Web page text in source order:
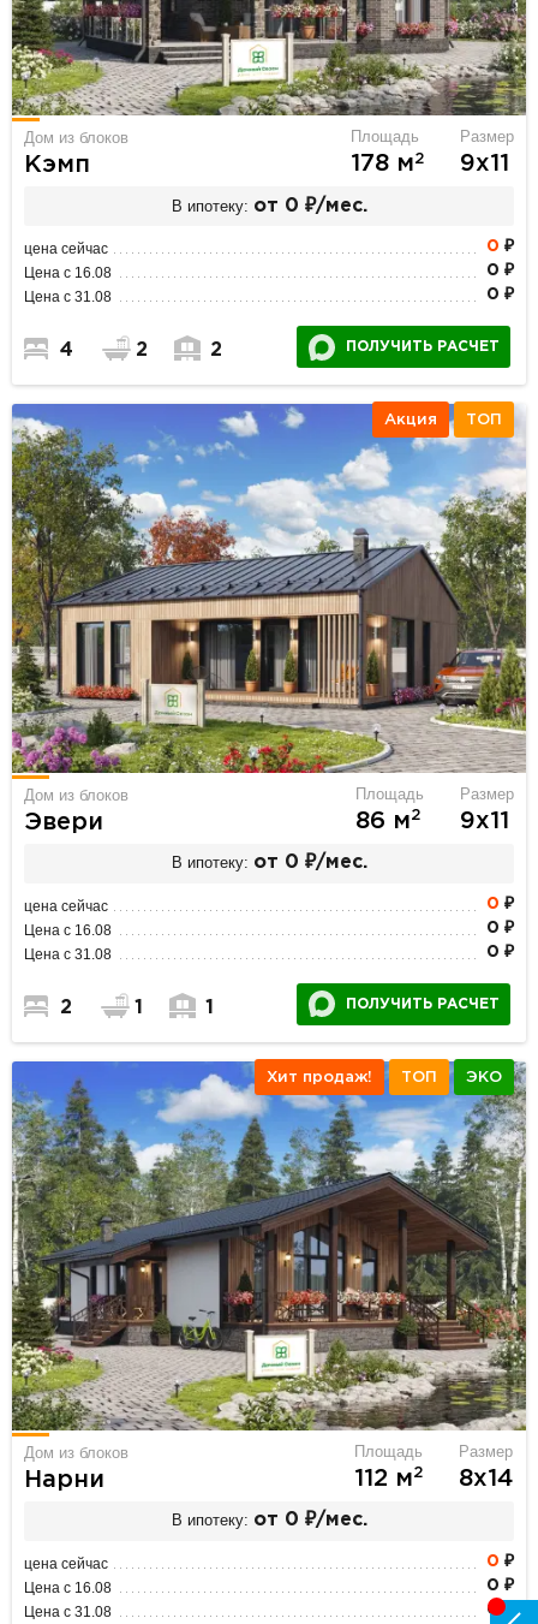
Дом из блоков
Кэмп
Площадь
178 м2
Размер
9х11
В ипотеку: от 0 ₽/мес.
цена сейчас 0 ₽
Цена с 16.08 0 ₽
Цена с 31.08 0 ₽
4 2 2 ПОЛУЧИТЬ РАСЧЕТ
Акция ТОП
Дом из блоков
Эвери
Площадь
86 м2
Размер
9х11
В ипотеку: от 0 ₽/мес.
цена сейчас 0 ₽
Цена с 16.08 0 ₽
Цена с 31.08 0 ₽
2 1 1 ПОЛУЧИТЬ РАСЧЕТ
Хит продаж! ТОП ЭКО
Дом из блоков
Нарни
Площадь
112 м2
Размер
8х14
В ипотеку: от 0 ₽/мес.
цена сейчас 0 ₽
Цена с 16.08 0 ₽
Цена с 31.08 0 ₽